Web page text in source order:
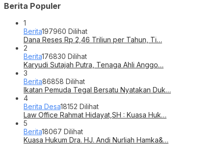
Berita Populer
1
Berita197960 Dilihat
Dana Reses Rp 2,46 Triliun per Tahun, Ti…
2
Berita176830 Dilihat
Karyudi Sutajah Putra, Tenaga Ahli Anggo…
3
Berita86858 Dilihat
Ikatan Pemuda Tegal Bersatu Nyatakan Duk…
4
Berita Desa18152 Dilihat
Law Office Rahmat Hidayat,SH : Kuasa Huk…
5
Berita18067 Dilihat
Kuasa Hukum Dra. HJ. Andi Nurliah Hamka&…